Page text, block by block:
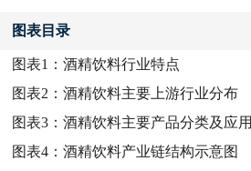
图表目录
图表1：酒精饮料行业特点
图表2：酒精饮料主要上游行业分布
图表3：酒精饮料主要产品分类及应用
图表4：酒精饮料产业链结构示意图